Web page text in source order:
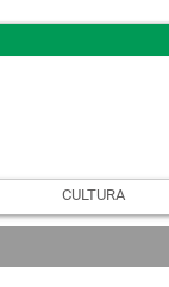
CULTURA